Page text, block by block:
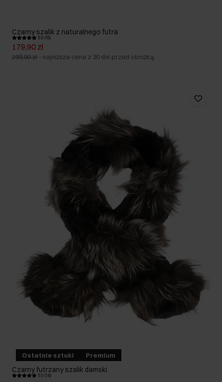
Czarny szalik z naturalnego futra
5.0 (15)
179,90 zł
299,90 zł - najniższa cena z 30 dni przed obniżką
Ostatnie sztuki Premium
Czarny futrzany szalik damski
5.0 (14)